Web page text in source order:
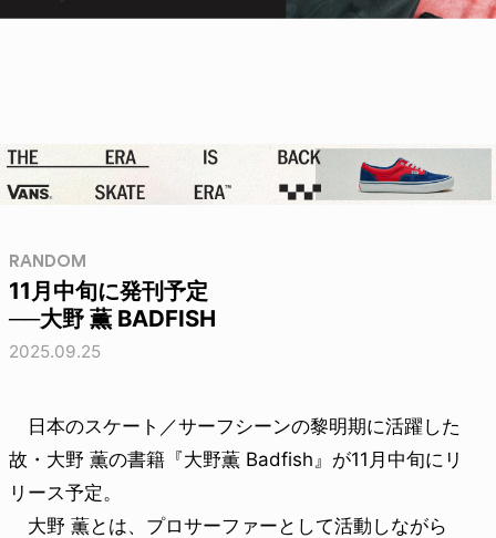
RANDOM
11月中旬に発刊予定
──大野 薫 BADFISH
2025.09.25
日本のスケート／サーフシーンの黎明期に活躍した
故・大野 薫の書籍『大野薫 Badfish』が11月中旬にリ
リース予定。
大野 薫とは、プロサーファーとして活動しながら